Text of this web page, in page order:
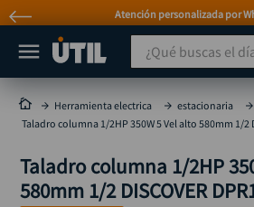
Atención personalizada por
¿Qué buscas el día
Herramienta electrica estacionaria
Taladro columna 1/2HP 350W 5 Vel alto 580mm 1/2
Taladro columna 1/2HP
580mm 1/2 DISCOVER
MÁS BUSCADOS
taladro
taladros pulidoras
compresor